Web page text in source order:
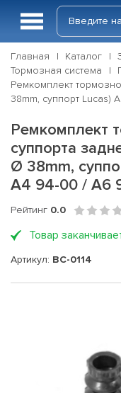
Главная Каталог
Тормозная система
Ремкомплект
38mm, суппорт Lucas)
Ремкомплект
суппорта
Ø 38mm,
A4 94-00 / A6
Рейтинг 0.0
Товар
Артикул: BC-0114